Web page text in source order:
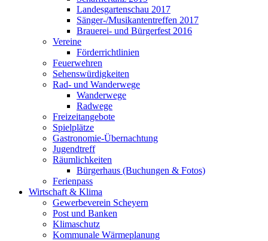
Landesgartenschau 2017
Sänger-/Musikantentreffen 2017
Brauerei- und Bürgerfest 2016
Vereine
Förderrichtlinien
Feuerwehren
Sehenswürdigkeiten
Rad- und Wanderwege
Wanderwege
Radwege
Freizeitangebote
Spielplätze
Gastronomie-Übernachtung
Jugendtreff
Räumlichkeiten
Bürgerhaus (Buchungen & Fotos)
Ferienpass
Wirtschaft & Klima
Gewerbeverein Scheyern
Post und Banken
Klimaschutz
Kommunale Wärmeplanung